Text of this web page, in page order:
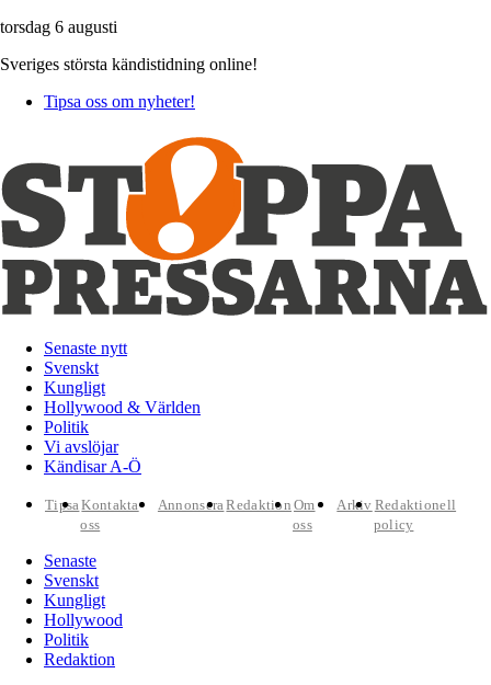
torsdag 6 augusti
Sveriges största kändistidning online!
Tipsa oss om nyheter!
Senaste nytt
Svenskt
Kungligt
Hollywood & Världen
Politik
Vi avslöjar
Kändisar A-Ö
TipsaKontakta
oss
AnnonseraRedaktion Om
oss
Arkiv Redaktionell
policy
Senaste
Svenskt
Kungligt
Hollywood
Politik
Redaktion